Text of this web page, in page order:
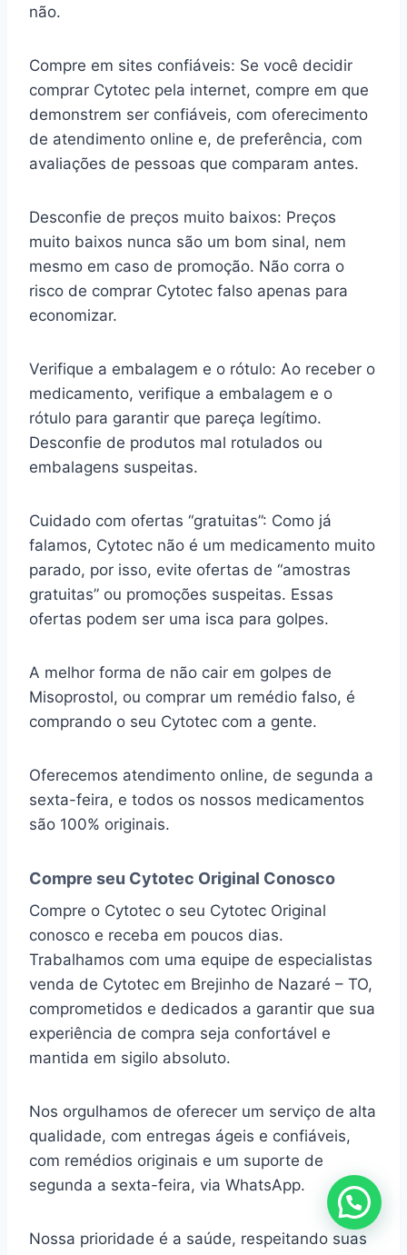
não.
Compre em sites confiáveis: Se você decidir
comprar Cytotec pela internet, compre em que
demonstrem ser confiáveis, com oferecimento
de atendimento online e, de preferência, com
avaliações de pessoas que comparam antes.
Desconfie de preços muito baixos: Preços
muito baixos nunca são um bom sinal, nem
mesmo em caso de promoção. Não corra o
risco de comprar Cytotec falso apenas para
economizar.
Verifique a embalagem e o rótulo: Ao receber o
medicamento, verifique a embalagem e o
rótulo para garantir que pareça legítimo.
Desconfie de produtos mal rotulados ou
embalagens suspeitas.
Cuidado com ofertas “gratuitas”: Como já
falamos, Cytotec não é um medicamento muito
parado, por isso, evite ofertas de “amostras
gratuitas” ou promoções suspeitas. Essas
ofertas podem ser uma isca para golpes.
A melhor forma de não cair em golpes de
Misoprostol, ou comprar um remédio falso, é
comprando o seu Cytotec com a gente.
Oferecemos atendimento online, de segunda a
sexta-feira, e todos os nossos medicamentos
são 100% originais.
Compre seu Cytotec Original Conosco
Compre o Cytotec o seu Cytotec Original
conosco e receba em poucos dias.
Trabalhamos com uma equipe de especialistas
venda de Cytotec em Brejinho de Nazaré – TO,
comprometidos e dedicados a garantir que sua
experiência de compra seja confortável e
mantida em sigilo absoluto.
Nos orgulhamos de oferecer um serviço de alta
qualidade, com entregas ágeis e confiáveis,
com remédios originais e um suporte de
segunda a sexta-feira, via WhatsApp.
Nossa prioridade é a saúde, respeitando suas